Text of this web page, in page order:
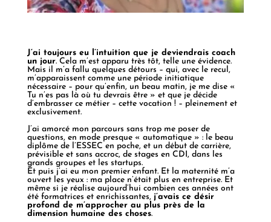
J’ai toujours eu l’intuition que je deviendrais coach
un jour. Cela m’est apparu très tôt, telle une évidence.
Mais il m’a fallu quelques détours – qui, avec le recul,
m’apparaissent comme une période initiatique
nécessaire – pour qu’enfin, un beau matin, je me dise «
Tu n’es pas là où tu devrais être » et que je décide
d’embrasser ce métier – cette vocation ! – pleinement et
exclusivement.
J’ai amorcé mon parcours sans trop me poser de
questions, en mode presque « automatique » : le beau
diplôme de l’ESSEC en poche, et un début de carrière,
prévisible et sans accroc, de stages en CDI, dans les
grands groupes et les startups.
Et puis j’ai eu mon premier enfant. Et la maternité m’a
ouvert les yeux : ma place n’était plus en entreprise. Et
même si je réalise aujourd’hui combien ces années ont
été formatrices et enrichissantes, j’avais ce désir
profond de m’approcher au plus près de la
dimension humaine des choses.